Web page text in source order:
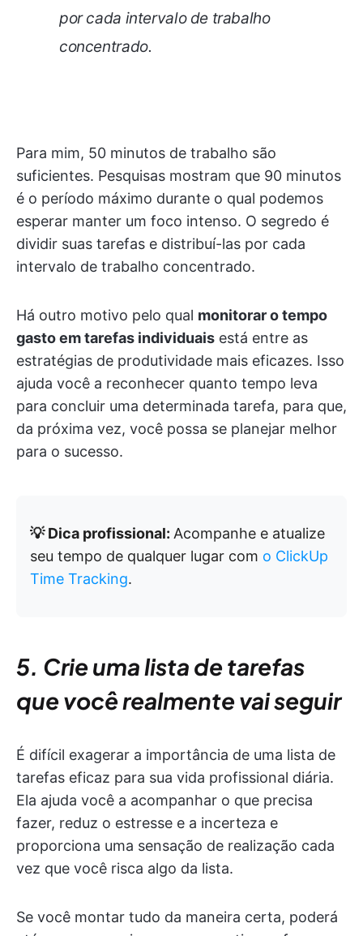
por cada intervalo de trabalho
concentrado.
Para mim, 50 minutos de trabalho são
suficientes. Pesquisas mostram que 90 minutos
é o período máximo durante o qual podemos
esperar manter um foco intenso. O segredo é
dividir suas tarefas e distribuí-las por cada
intervalo de trabalho concentrado.
Há outro motivo pelo qual monitorar o tempo
gasto em tarefas individuais está entre as
estratégias de produtividade mais eficazes. Isso
ajuda você a reconhecer quanto tempo leva
para concluir uma determinada tarefa, para que,
da próxima vez, você possa se planejar melhor
para o sucesso.
💡 Dica profissional: Acompanhe e atualize
seu tempo de qualquer lugar com o ClickUp
Time Tracking.
5. Crie uma lista de tarefas
que você realmente vai seguir
É difícil exagerar a importância de uma lista de
tarefas eficaz para sua vida profissional diária.
Ela ajuda você a acompanhar o que precisa
fazer, reduz o estresse e a incerteza e
proporciona uma sensação de realização cada
vez que você risca algo da lista.
Se você montar tudo da maneira certa, poderá